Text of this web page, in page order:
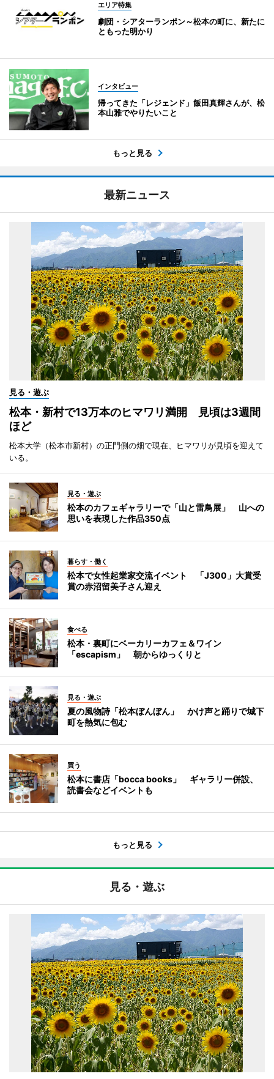
エリア特集
劇団・シアターランポン～松本の町に、新たに
ともった明かり
インタビュー
帰ってきた「レジェンド」飯田真輝さんが、松
本山雅でやりたいこと
もっと見る
最新ニュース
見る・遊ぶ
松本・新村で13万本のヒマワリ満開 見頃は3週間
ほど
松本大学（松本市新村）の正門側の畑で現在、ヒマワリが見頃を迎えて
いる。
見る・遊ぶ
松本のカフェギャラリーで「山と雷鳥展」 山への
思いを表現した作品350点
暮らす・働く
松本で女性起業家交流イベント 「J300」大賞受
賞の赤沼留美子さん迎え
食べる
松本・裏町にベーカリーカフェ＆ワイン
「escapism」 朝からゆっくりと
見る・遊ぶ
夏の風物詩「松本ぼんぼん」 かけ声と踊りで城下
町を熱気に包む
買う
松本に書店「bocca books」 ギャラリー併設、
読書会などイベントも
もっと見る
見る・遊ぶ